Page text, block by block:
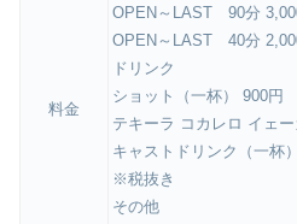
料金
OPEN～LAST 90分
OPEN～LAST 40分
ドリンク
ショット（一杯） 900円
テキーラ コカレロ イェ
キャストドリンク（一杯
※税抜き
その他